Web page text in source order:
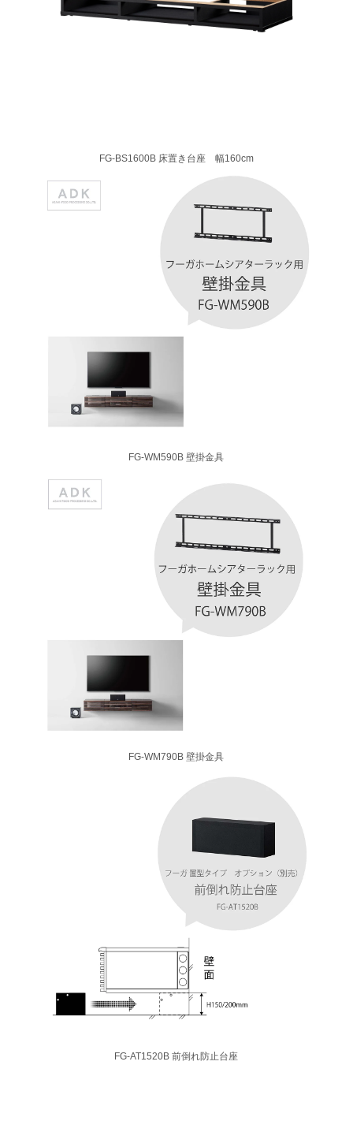
FG-BS1600B 床置き台座 幅160cm
FG-WM590B 壁掛金具
FG-WM790B 壁掛金具
FG-AT1520B 前倒れ防止台座